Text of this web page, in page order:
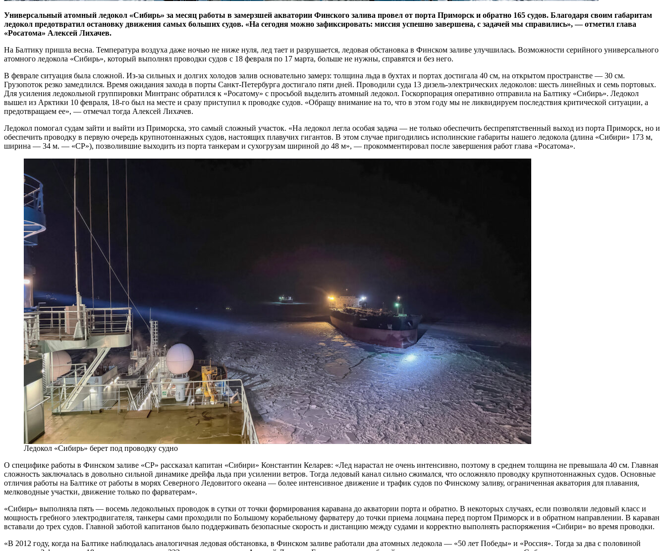
Универсальный атомный ледокол «Сибирь» за месяц работы в замерзшей акватории Финского залива провел от порта Приморск и обратно 165 судов. Благодаря своим габаритам
ледокол предотвратил остановку движения самых больших судов. «На сегодня можно зафиксировать: миссия успешно завершена, с задачей мы справились», — отметил глава
«Росатома» Алексей Лихачев.
На Балтику пришла весна. Температура воздуха даже ночью не ниже нуля, лед тает и разрушается, ледовая обстановка в Финском заливе улучшилась. Возможности серийного универсального
атомного ледокола «Сибирь», который выполнял проводки судов с 18 февраля по 17 марта, больше не нужны, справятся и без него.
В феврале ситуация была сложной. Из-за сильных и долгих холодов залив основательно замерз: толщина льда в бухтах и портах достигала 40 см, на открытом пространстве — 30 см.
Грузопоток резко замедлился. Время ожидания захода в порты Санкт-Петербурга достигало пяти дней. Проводили суда 13 дизель-электрических ледоколов: шесть линейных и семь портовых.
Для усиления ледокольной группировки Минтранс обратился к «Росатому» с просьбой выделить атомный ледокол. Госкорпорация оперативно отправила на Балтику «Сибирь». Ледокол
вышел из Арктики 10 февраля, 18‑го был на месте и сразу приступил к проводке судов. «Обращу внимание на то, что в этом году мы не ликвидируем последствия критической ситуации, а
предотвращаем ее», — отмечал тогда Алексей Лихачев.
Ледокол помогал судам зайти и выйти из Приморска, это самый сложный участок. «На ледокол легла особая задача — не только обеспечить беспрепятственный выход из порта Приморск, но и
обеспечить проводку в первую очередь крупнотоннажных судов, настоящих плавучих гигантов. В этом случае пригодились исполинские габариты нашего ледокола (длина «Сибири» 173 м,
ширина — 34 м. — «СР»), позволившие выходить из порта танкерам и сухогрузам шириной до 48 м», — прокомментировал после завершения работ глава «Росатома».
Ледокол «Сибирь» берет под проводку судно
О специфике работы в Финском заливе «СР» рассказал капитан «Сибири» Константин Келарев: «Лед нарастал не очень интенсивно, поэтому в среднем толщина не превышала 40 см. Главная
сложность заключалась в довольно сильной динамике дрейфа льда при усилении ветров. Тогда ледовый канал сильно сжимался, что осложняло проводку крупнотоннажных судов. Основные
отличия работы на Балтике от работы в морях Северного Ледовитого океана — более интенсивное движение и трафик судов по Финскому заливу, ограниченная акватория для плавания,
мелководные участки, движение только по фарватерам».
«Сибирь» выполняла пять — восемь ледокольных проводок в сутки от точки формирования каравана до акватории порта и обратно. В некоторых случаях, если позволяли ледовый класс и
мощность гребного электродвигателя, танкеры сами проходили по Большому корабельному фарватеру до точки приема лоцмана перед портом Приморск и в обратном направлении. В караван
вставали до трех судов. Главной заботой капитанов было поддерживать безопасные скорость и дистанцию между судами и корректно выполнять распоряжения «Сибири» во время проводки.
«В 2012 году, когда на Балтике наблюдалась аналогичная ледовая обстановка, в Финском заливе работали два атомных ледокола — «50 лет Победы» и «Россия». Тогда за два с половиной